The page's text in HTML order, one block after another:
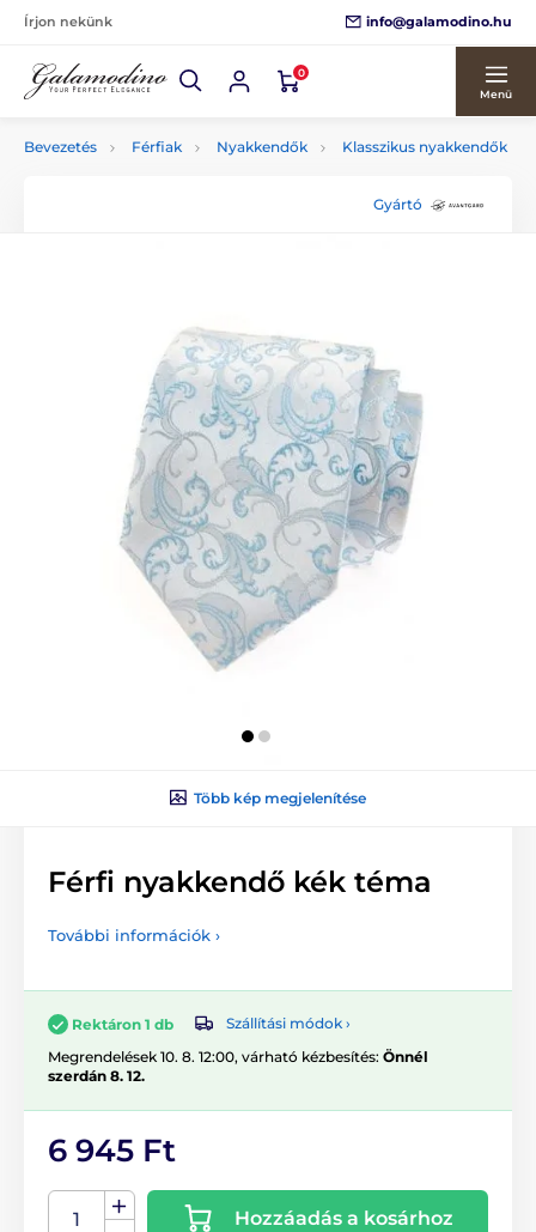
Írjon nekünk info@galamodino.hu
0
Menü
Bevezetés Férfiak Nyakkendők Klasszikus nyakkendők
Gyártó
Több kép megjelenítése
Férfi nyakkendő kék téma
További információk ›
Rektáron 1 db
Szállítási módok ›
Megrendelések 10. 8. 12:00, várható kézbesítés: Önnél
szerdán 8. 12.
6 945 Ft
Hozzáadás a kosárhoz